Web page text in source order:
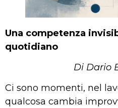
Una competenza
quotidiano
Di Dario
Ci sono momenti, nel
qualcosa cambia